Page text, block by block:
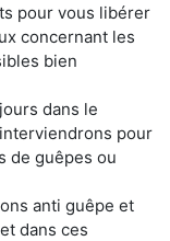
pour vous libérer
concernant les
bien
dans le
pour
de guêpes ou
anti guêpe et
dans ces